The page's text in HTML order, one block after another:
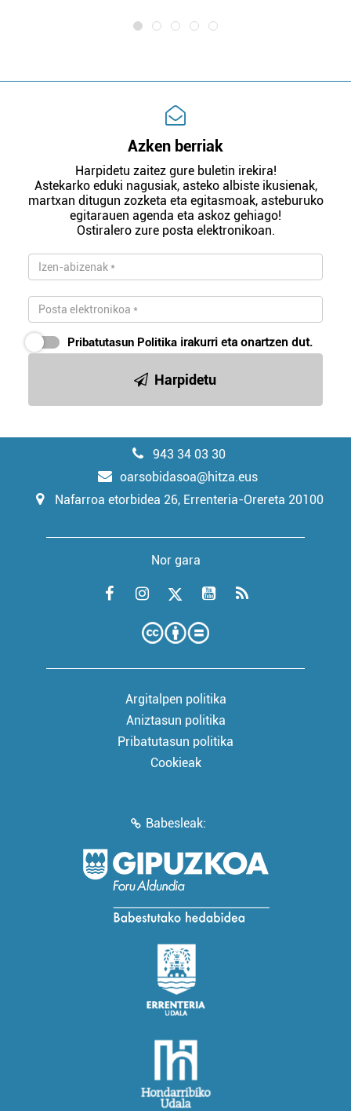
Azken berriak
Harpidetu zaitez gure buletin irekira!
Astekarko eduki nagusiak, asteko albiste ikusienak,
martxan ditugun zozketa eta egitasmoak, asteburuko
egitarauen agenda eta askoz gehiago!
Ostiralero zure posta elektronikoan.
Pribatutasun Politika irakurri eta onartzen dut.
Harpidetu
943 34 03 30
oarsobidasoa@hitza.eus
Nafarroa etorbidea 26, Errenteria-Orereta 20100
Nor gara
Argitalpen politika
Aniztasun politika
Pribatutasun politika
Cookieak
Babesleak: